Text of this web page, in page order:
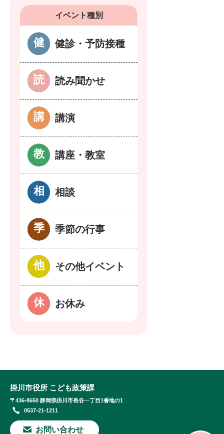
イベント種別
健診・予防接種
読み聞かせ
講演
講座・教室
相談
季節の行事
その他イベント
お休み
掛川市役所 こども政策課
〒436-8650 静岡県掛川市長谷一丁目1番地の1
0537-21-1211
お問い合わせ